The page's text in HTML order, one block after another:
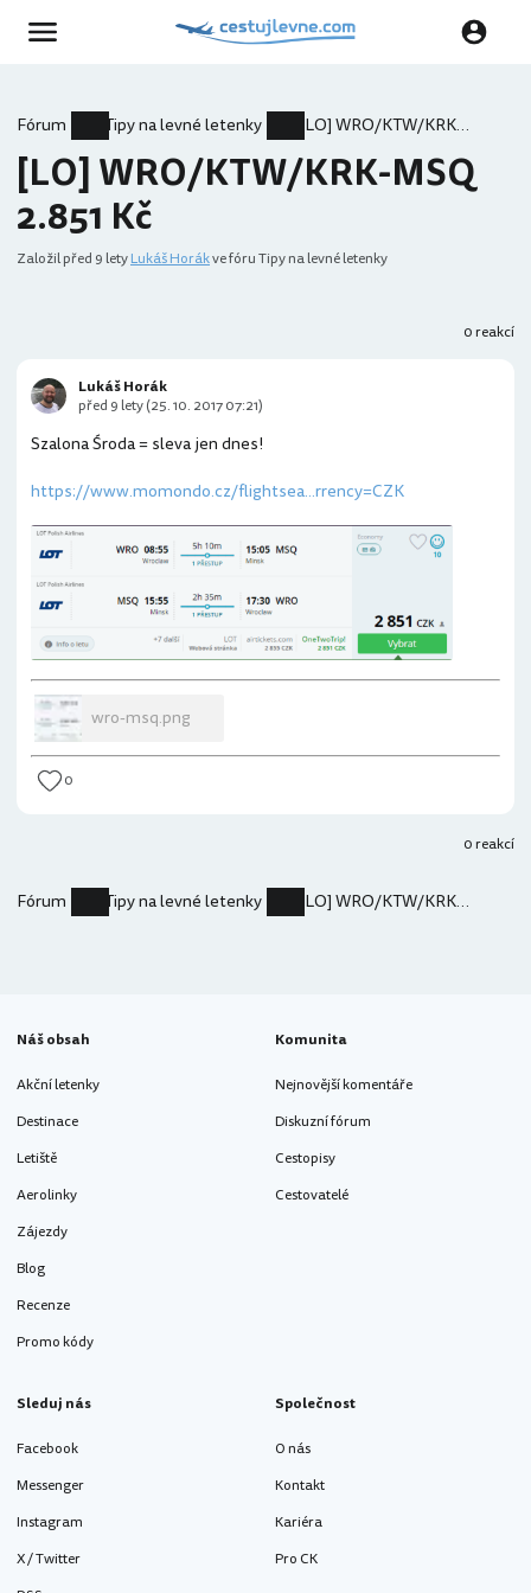
Fórum Tipy na levné letenky [LO] WRO/KTW/KRK-MSQ 2.851 Kč
[LO] WRO/KTW/KRK-MSQ
2.851 Kč
Založilpřed 9 letyLukáš Horákve fóru Tipy na levné letenky
0 reakcí
Szalona Środa = sleva jen dnes!
https://www.momondo.cz/flightsea...rrency=CZK
wro-msq.png
0
Lukáš Horák
před 9 lety (25. 10. 2017 07:21)
0 reakcí
Fórum Tipy na levné letenky [LO] WRO/KTW/KRK-MSQ 2.851 Kč
Náš obsah
Akční letenky
Destinace
Letiště
Aerolinky
Zájezdy
Blog
Recenze
Promo kódy
Komunita
Nejnovější komentáře
Diskuzní fórum
Cestopisy
Cestovatelé
Sleduj nás
Facebook
Messenger
Instagram
X / Twitter
Společnost
O nás
Kontakt
Kariéra
Pro CK